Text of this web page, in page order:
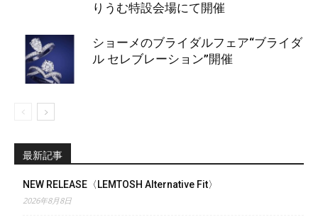
りうむ特設会場にて開催
ショーメのブライダルフェア“ブライダ
ル セレブレーション”開催
最新記事
NEW RELEASE〈LEMTOSH Alternative Fit〉
2026年8月8日